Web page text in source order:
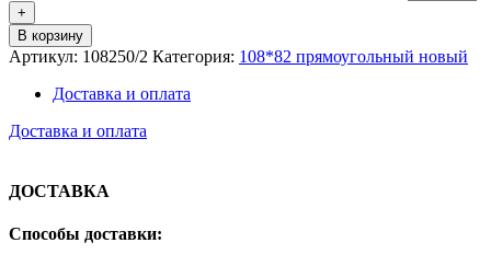
В корзину
Артикул: 108250/2 Категория: 108*82 прямоугольный новый
Доставка и оплата
Доставка и оплата
ДОСТАВКА
Способы доставки: